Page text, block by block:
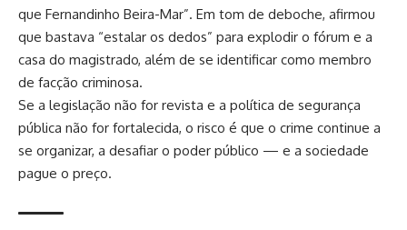
que Fernandinho Beira-Mar”. Em tom de deboche, afirmou
que bastava “estalar os dedos” para explodir o fórum e a
casa do magistrado, além de se identificar como membro
de facção criminosa.
Se a legislação não for revista e a política de segurança
pública não for fortalecida, o risco é que o crime continue a
se organizar, a desafiar o poder público — e a sociedade
pague o preço.